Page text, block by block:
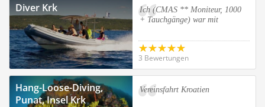
Diver Krk
Ich (CMAS ** Moniteur, 1000
+ Tauchgänge) war mit
3 Bewertungen
Hang-Loose-Diving,
Punat, Insel Krk
Vereinsfahrt Kroatien